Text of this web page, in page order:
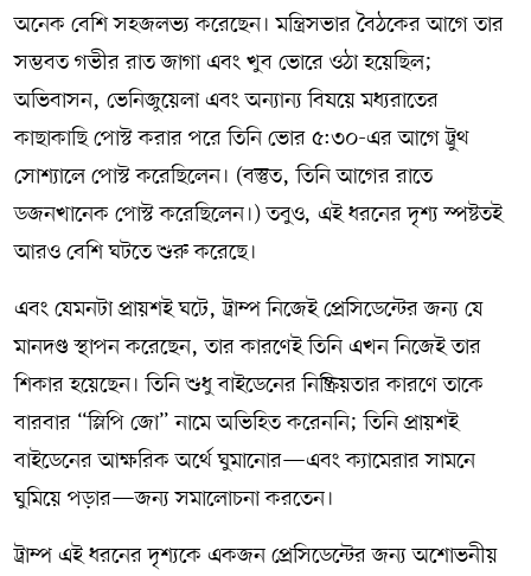
অনেক বেশি সহজলভ্য করেছেন। মন্ত্রিসভার বৈঠকের আগে তার
সম্ভবত গভীর রাত জাগা এবং খুব ভোরে ওঠা হয়েছিল;
অভিবাসন, ভেনিজুয়েলা এবং অন্যান্য বিষয়ে মধ্যরাতের
কাছাকাছি পোস্ট করার পরে তিনি ভোর ৫:৩০-এর আগে ট্রুথ
সোশ্যালে পোস্ট করেছিলেন। (বস্তুত, তিনি আগের রাতে
ডজনখানেক পোস্ট করেছিলেন।) তবুও, এই ধরনের দৃশ্য স্পষ্টতই
আরও বেশি ঘটতে শুরু করেছে।
এবং যেমনটা প্রায়শই ঘটে, ট্রাম্প নিজেই প্রেসিডেন্টের জন্য যে
মানদণ্ড স্থাপন করেছেন, তার কারণেই তিনি এখন নিজেই তার
শিকার হয়েছেন। তিনি শুধু বাইডেনের নিষ্ক্রিয়তার কারণে তাকে
বারবার “স্লিপি জো” নামে অভিহিত করেননি; তিনি প্রায়শই
বাইডেনের আক্ষরিক অর্থে ঘুমানোর—এবং ক্যামেরার সামনে
ঘুমিয়ে পড়ার—জন্য সমালোচনা করতেন।
ট্রাম্প এই ধরনের দৃশ্যকে একজন প্রেসিডেন্টের জন্য অশোভনীয়